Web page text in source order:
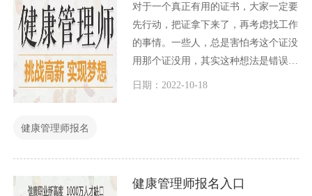
对于一个真正有用的证书，大家一定要
先行动，把证拿下来了，再考虑找工作
的事情。一些人，总是害怕考这个证没
用那个证没用，其实这种想法是错误
的。证书肯定是有用的，如果是没有用
日期：2022-10-18
健康管理师报名
健康管理师报名入口